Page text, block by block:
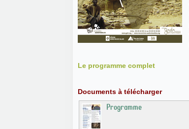
Le programme complet
Documents à télécharger
Programme